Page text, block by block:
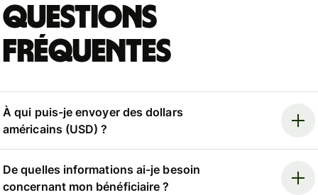
Questions
fréquentes
À qui puis-je envoyer des dollars
américains (USD) ?
De quelles informations ai-je besoin
concernant mon bénéficiaire ?